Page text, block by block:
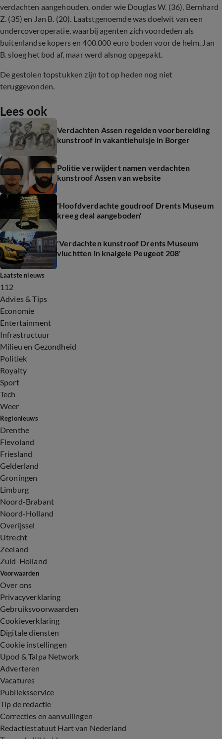
verdachten aangehouden, onder wie Douglas W. (36), Bernhard
Z. (35) en Jan B. (20). Laatstgenoemde was doelwit van een
undercoveroperatie, waarbij agenten zich voordeden als
buitenlandse kopers en 400.000 euro boden voor de helm. Jan
B. sloeg het bod af, maar werd alsnog opgepakt.
De gestolen topstukken zijn tot op heden nog niet
teruggevonden.
Lees ook
Verdachten Assen regelden voorbereiding
kunstroof in vakantiehuisje in Borger
Politie verwijdert namen verdachten
kunstroof Assen van website
'Hoofdverdachte goudroof Drents Museum
kreeg deal aangeboden'
'Verdachten kunstroof Drents Museum
vluchtten in knalgele Peugeot 208'
Laatste nieuws
112
Advies & Tips
Economie
Entertainment
Infrastructuur
Milieu en Gezondheid
Politiek
Royalty
Sport
Tech
Weer
Regionieuws
Drenthe
Flevoland
Friesland
Gelderland
Groningen
Limburg
Noord-Brabant
Noord-Holland
Overijssel
Utrecht
Zeeland
Zuid-Holland
Voorwaarden
Over ons
Privacyverklaring
Gebruiksvoorwaarden
Cookieverklaring
Digitale diensten
Cookie instellingen
Upod & Talpa Network
Adverteren
Vacatures
Publieksservice
Tip de redactie
Correcties en aanvullingen
Redactiestatuut Hart van Nederland